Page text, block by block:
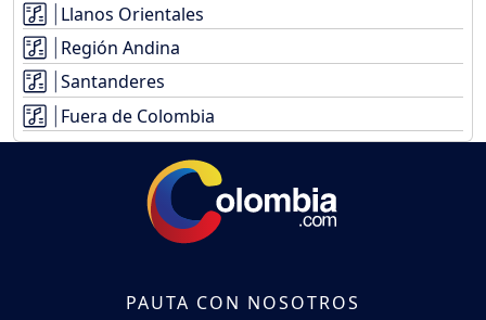
Llanos Orientales
Región Andina
Santanderes
Fuera de Colombia
PAUTA CON NOSOTROS